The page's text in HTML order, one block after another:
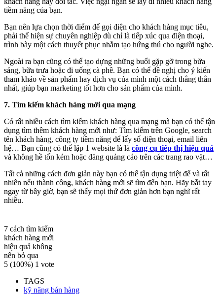
tiềm năng của bạn.
Bạn nên lựa chọn thời điểm để gọi điện cho khách hàng mục tiêu,
phải thể hiện sự chuyên nghiệp dù chỉ là tiếp xúc qua điện thoại,
trình bày một cách thuyết phục nhằm tạo hứng thú cho người nghe.
Ngoài ra bạn cũng có thể tạo dựng những buổi gặp gỡ trong bữa
sáng, bữa trưa hoặc đi uống cà phê. Bạn có thể đề nghị cho ý kiến
tham khảo về sản phẩm hay dịch vụ của mình một cách thẳng thắn
nhất, giúp bạn marketing tốt hơn cho sản phẩm của mình.
7. Tìm kiếm khách hàng mới qua mạng
Có rất nhiều cách tìm kiếm khách hàng qua mạng mà bạn có thể tận
dụng tìm thêm khách hàng mới như: Tìm kiếm trên Google, search
tên khách hàng, công ty tiềm năng để lấy số điện thoại, email liên
hệ… Bạn cũng có thể lập 1 website là là công cụ tiếp thị hiệu quả
và không hề tốn kém hoặc đăng quảng cáo trên các trang rao vặt…
Tất cả những cách đơn giản này bạn có thể tận dụng triệt để và tất
nhiên nếu thành công, khách hàng mới sẽ tìm đến bạn. Hãy bắt tay
ngay từ bây giờ, bạn sẽ thấy mọi thứ đơn giản hơn bạn nghĩ rất
nhiều.
7 cách tìm kiếm
khách hàng mới
hiệu quả không
nên bỏ qua
5 (100%) 1 vote
TAGS
kỹ năng bán hàng